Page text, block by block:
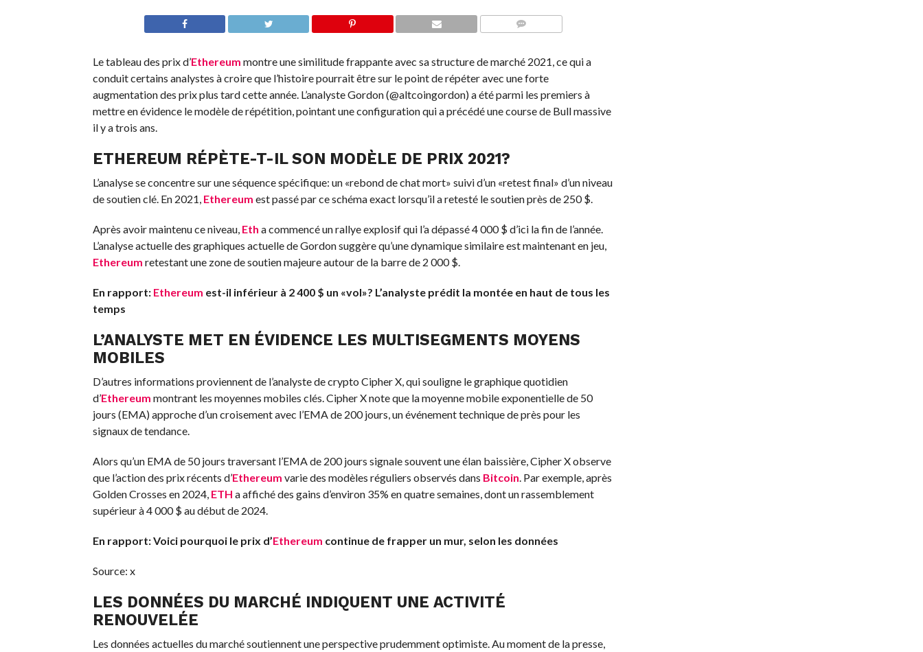
Le tableau des prix d’Ethereum montre une similitude frappante avec sa structure de marché 2021, ce qui a
conduit certains analystes à croire que l’histoire pourrait être sur le point de répéter avec une forte
augmentation des prix plus tard cette année. L’analyste Gordon (@altcoingordon) a été parmi les premiers à
mettre en évidence le modèle de répétition, pointant une configuration qui a précédé une course de Bull massive
il y a trois ans.
ETHEREUM RÉPÈTE-T-IL SON MODÈLE DE PRIX 2021?
L’analyse se concentre sur une séquence spécifique: un «rebond de chat mort» suivi d’un «retest final» d’un niveau
de soutien clé. En 2021, Ethereum est passé par ce schéma exact lorsqu’il a retesté le soutien près de 250 $.
Après avoir maintenu ce niveau, Eth a commencé un rallye explosif qui l’a dépassé 4 000 $ d’ici la fin de l’année.
L’analyse actuelle des graphiques actuelle de Gordon suggère qu’une dynamique similaire est maintenant en jeu,
Ethereum retestant une zone de soutien majeure autour de la barre de 2 000 $.
En rapport: Ethereum est-il inférieur à 2 400 $ un «vol»? L’analyste prédit la montée en haut de tous les
temps
L’ANALYSTE MET EN ÉVIDENCE LES MULTISEGMENTS MOYENS
MOBILES
D’autres informations proviennent de l’analyste de crypto Cipher X, qui souligne le graphique quotidien
d’Ethereum montrant les moyennes mobiles clés. Cipher X note que la moyenne mobile exponentielle de 50
jours (EMA) approche d’un croisement avec l’EMA de 200 jours, un événement technique de près pour les
signaux de tendance.
Alors qu’un EMA de 50 jours traversant l’EMA de 200 jours signale souvent une élan baissière, Cipher X observe
que l’action des prix récents d’Ethereum varie des modèles réguliers observés dans Bitcoin . Par exemple, après
Golden Crosses en 2024, ETH a affiché des gains d’environ 35% en quatre semaines, dont un rassemblement
supérieur à 4 000 $ au début de 2024.
En rapport:Voici pourquoi le prix d’Ethereum continue de frapper un mur, selon les données
Source: x
LES DONNÉES DU MARCHÉ INDIQUENT UNE ACTIVITÉ
RENOUVELÉE
Les données actuelles du marché soutiennent une perspective prudemment optimiste. Au moment de la presse,